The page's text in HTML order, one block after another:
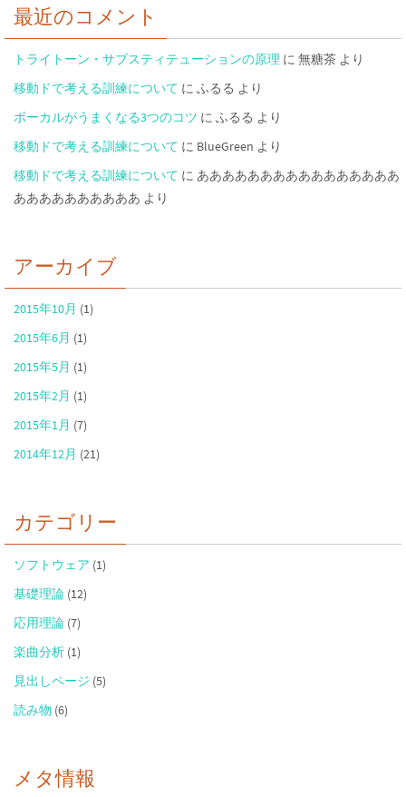
最近のコメント
トライトーン・サブスティテューションの原理 に 無糖茶 より
移動ドで考える訓練について に ふるる より
ボーカルがうまくなる3つのコツ に ふるる より
移動ドで考える訓練について に BlueGreen より
移動ドで考える訓練について に ああああああああああああああああ
ああああああああああ より
アーカイブ
2015年10月 (1)
2015年6月 (1)
2015年5月 (1)
2015年2月 (1)
2015年1月 (7)
2014年12月 (21)
カテゴリー
ソフトウェア (1)
基礎理論 (12)
応用理論 (7)
楽曲分析 (1)
見出しページ (5)
読み物 (6)
メタ情報